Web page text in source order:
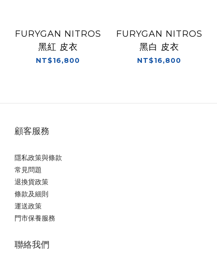
FURYGAN NITROS
黑紅 皮衣
NT$16,800
FURYGAN NITROS
黑白 皮衣
NT$16,800
顧客服務
隱私政策與條款
常見問題
退換貨政策
條款及細則
運送政策
門市保養服務
聯絡我們